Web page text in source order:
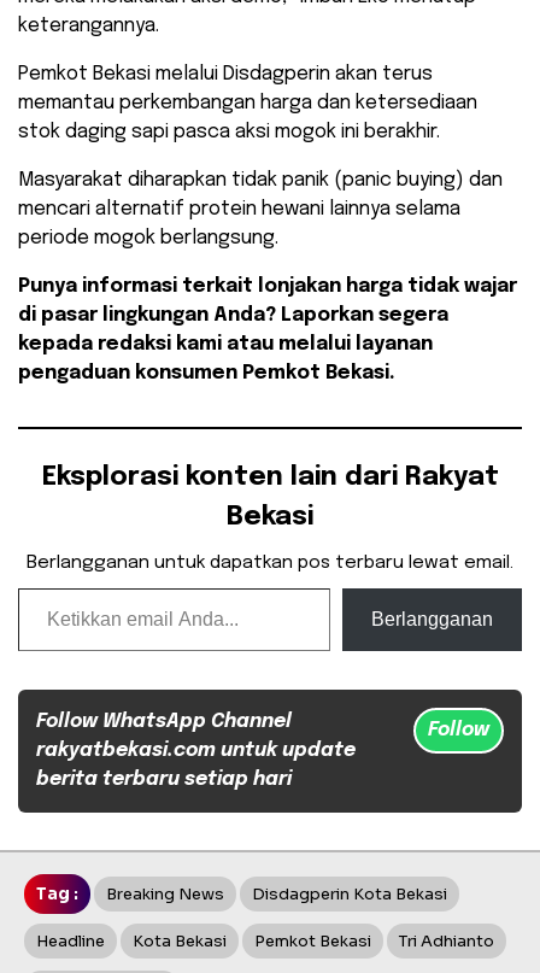
keterangannya.
​Pemkot Bekasi melalui Disdagperin akan terus
memantau perkembangan harga dan ketersediaan
stok daging sapi pasca aksi mogok ini berakhir.
Masyarakat diharapkan tidak panik (panic buying) dan
mencari alternatif protein hewani lainnya selama
periode mogok berlangsung.
Punya informasi terkait lonjakan harga tidak wajar
di pasar lingkungan Anda? Laporkan segera
kepada redaksi kami atau melalui layanan
pengaduan konsumen Pemkot Bekasi.
Eksplorasi konten lain dari Rakyat
Bekasi
Berlangganan untuk dapatkan pos terbaru lewat email.
Ketikkan email Anda...
Berlangganan
Follow WhatsApp Channel
rakyatbekasi.com untuk update
berita terbaru setiap hari
Follow
Tag : Breaking News Disdagperin Kota Bekasi
Headline Kota Bekasi Pemkot Bekasi Tri Adhianto